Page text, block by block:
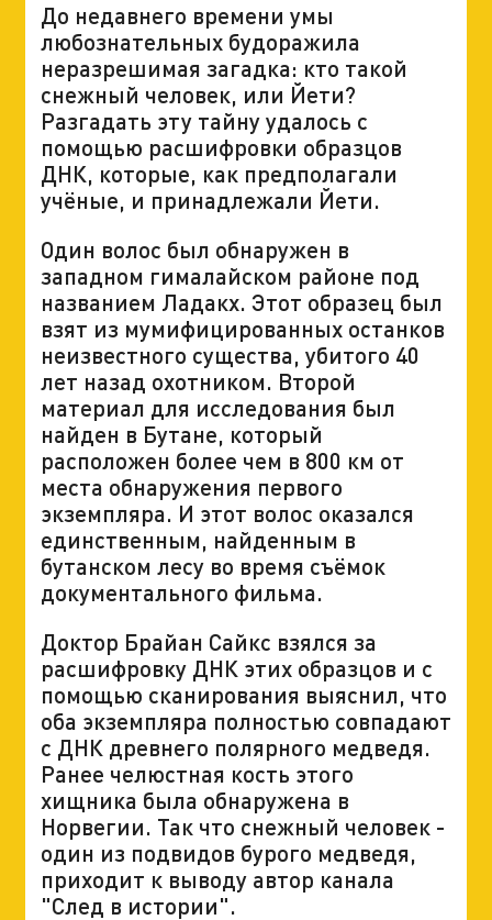
До недавнего времени умы
любознательных будоражила
неразрешимая загадка: кто такой
снежный человек, или Йети?
Разгадать эту тайну удалось с
помощью расшифровки образцов
ДНК, которые, как предполагали
учёные, и принадлежали Йети.
Один волос был обнаружен в
западном гималайском районе под
названием Ладакх. Этот образец был
взят из мумифицированных останков
неизвестного существа, убитого 40
лет назад охотником. Второй
материал для исследования был
найден в Бутане, который
расположен более чем в 800 км от
места обнаружения первого
экземпляра. И этот волос оказался
единственным, найденным в
бутанском лесу во время съёмок
документального фильма.
Доктор Брайан Сайкс взялся за
расшифровку ДНК этих образцов и с
помощью сканирования выяснил, что
оба экземпляра полностью совпадают
с ДНК древнего полярного медведя.
Ранее челюстная кость этого
хищника была обнаружена в
Норвегии. Так что снежный человек -
один из подвидов бурого медведя,
приходит к выводу автор канала
"След в истории".